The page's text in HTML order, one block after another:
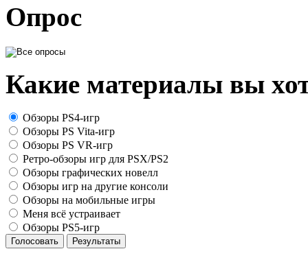
Опрос
Какие материалы вы
Обзоры PS4-игр
Обзоры PS Vita-игр
Обзоры PS VR-игр
Ретро-обзоры игр для PSX/PS2
Обзоры графических новелл
Обзоры игр на другие консоли
Обзоры на мобильные игры
Меня всё устраивает
Обзоры PS5-игр
Голосовать Результаты